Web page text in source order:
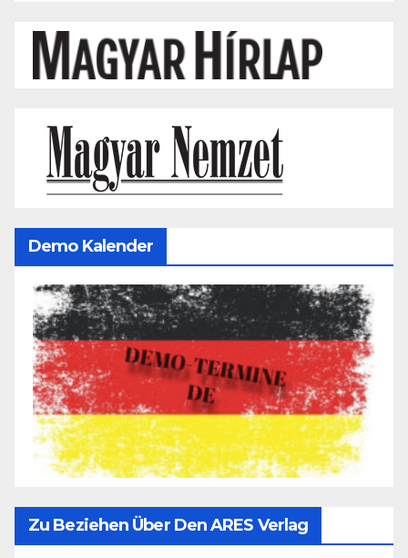
Demo Kalender
Zu Beziehen Über Den ARES Verlag